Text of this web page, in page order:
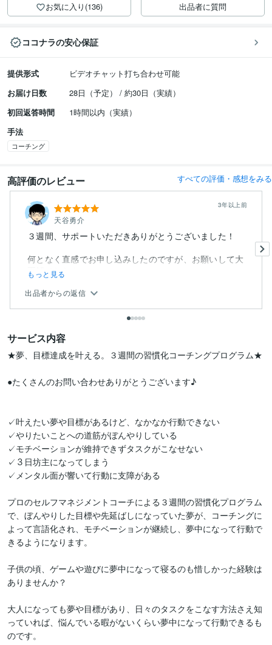
お気に入り(136) 出品者に質問
ココナラの安心保証
提供形式
ビデオチャット打ち合わせ可能
お届け日数
28日（予定） / 約30日（実績）
初回返答時間
1時間以内（実績）
手法
コーチング
高評価のレビュー すべての評価・感想をみる
天谷勇介
3年以上前
３週間、サポートいただきありがとうございました！
何となく直感でお申し込みしたのですが、お願いして大
正解でした！
もっと見る
出品者からの返信
サービス内容
★夢、目標達成を叶える。３週間の習慣化コーチングプログラム★
●たくさんのお問い合わせありがとうございます♪
✓叶えたい夢や目標があるけど、なかなか行動できない
✓やりたいことへの道筋がぼんやりしている
✓モチベーションが維持できずタスクがこなせない
✓３日坊主になってしまう
✓メンタル面が響いて行動に支障がある
プロのセルフマネジメントコーチによる３週間の習慣化プログラム
で、ぼんやりした目標や先延ばしになっていた夢が、コーチングに
よって言語化され、モチベーションが継続し、夢中になって行動で
きるようになります。
子供の頃、ゲームや遊びに夢中になって寝るのも惜しかった経験は
ありませんか？
大人になっても夢や目標があり、日々のタスクをこなす方法さえ知
っていれば、悩んでいる暇がないくらい夢中になって行動できるも
のです。